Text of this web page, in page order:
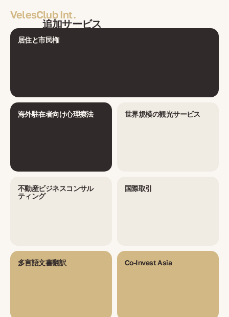
VelesClub Int.
追加サービス
居住と市民権
海外駐在者向け心理療法 世界規模の観光サービス
不動産ビジネスコンサル
ティング
国際取引
多言語文書翻訳 Co-Invest Asia